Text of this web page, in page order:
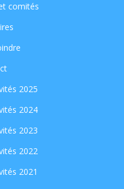
comités
2025
2024
2023
2022
2021